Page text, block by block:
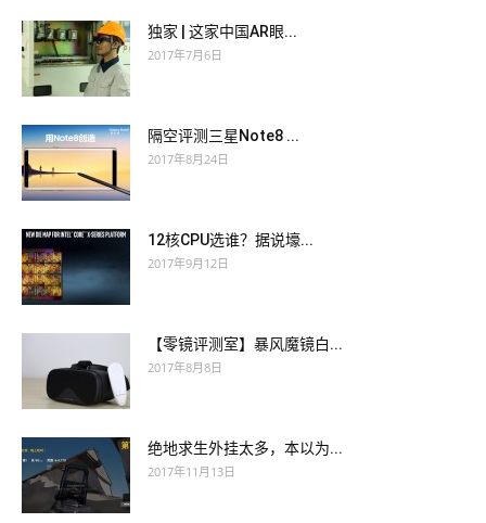
独家 | 这家中国AR眼...
2017年7月6日
隔空评测三星Note8 ...
2017年8月24日
12核CPU选谁？据说壕...
2017年9月12日
【零镜评测室】暴风魔镜白...
2017年8月8日
绝地求生外挂太多，本以为...
2017年11月13日